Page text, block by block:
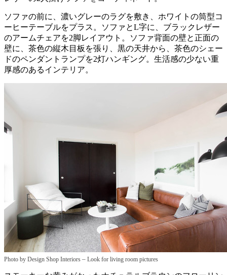
ソファの前に、濃いグレーのラグを敷き、ホワイトの筒型コ
ーヒーテーブルをプラス。ソファとL字に、ブラックレザー
のアームチェアを2脚レイアウト。ソファ背面の壁と正面の
壁に、茶色の縦木目板を張り、黒の天井から、茶色のシェー
ドのペンダントランプを2灯ハンギング。生活感の少ない重
厚感のあるインテリア。
Photo by Design Shop Interiors – Look for living room pictures